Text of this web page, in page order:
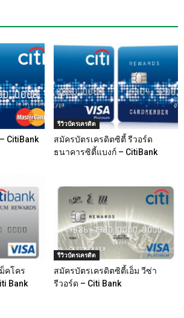
CitiBank
รีวิวบัตรเครดิต
สมัครบัตรเครดิตซิตี้ รีวอร์ด
ธนาคารซิตี้แบงก์ – CitiBank
คโคร
Bank
รีวิวบัตรเครดิต
สมัครบัตรเครดิตซิตี้เอ็ม วีซ่า
รีวอร์ด – Citi Bank